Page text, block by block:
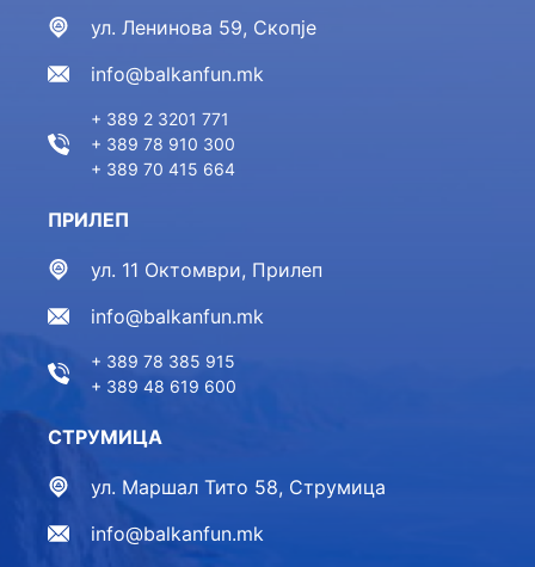
ул. Ленинова 59, Скопје
info@balkanfun.mk
+ 389 2 3201 771
+ 389 78 910 300
+ 389 70 415 664
ПРИЛЕП
ул. 11 Октомври, Прилеп
info@balkanfun.mk
+ 389 78 385 915
+ 389 48 619 600
СТРУМИЦА
ул. Маршал Тито 58, Струмица
info@balkanfun.mk